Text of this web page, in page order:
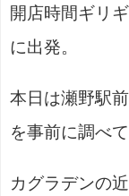
開店時間ギリ
に出発。
本日は瀬野駅
を事前に調べ
カグラデンの